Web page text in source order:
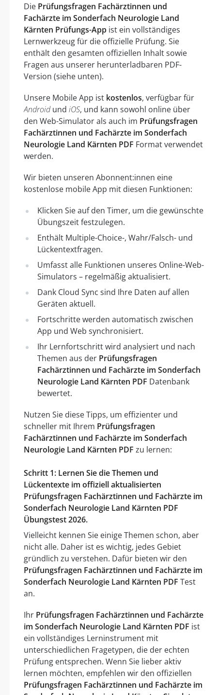
Die Prüfungsfragen Fachärztinnen und
Fachärzte im Sonderfach Neurologie Land
Kärnten Prüfungs-App ist ein vollständiges
Lernwerkzeug für die offizielle Prüfung. Sie
enthält den gesamten offiziellen Inhalt sowie
Fragen aus unserer herunterladbaren PDF-
Version (siehe unten).
Unsere Mobile App ist kostenlos, verfügbar für
Androidund iOS, und kann sowohl online über
den Web-Simulator als auch im Prüfungsfragen
Fachärztinnen und Fachärzte im Sonderfach
Neurologie Land Kärnten PDF Format verwendet
werden.
Wir bieten unseren Abonnent:innen eine
kostenlose mobile App mit diesen Funktionen:
Klicken Sie auf den Timer, um die gewünschte
Übungszeit festzulegen.
Enthält Multiple-Choice-, Wahr/Falsch- und
Lückentextfragen.
Umfasst alle Funktionen unseres Online-Web-
Simulators – regelmäßig aktualisiert.
Dank Cloud Sync sind Ihre Daten auf allen
Geräten aktuell.
Fortschritte werden automatisch zwischen
App und Web synchronisiert.
Ihr Lernfortschritt wird analysiert und nach
Themen aus der Prüfungsfragen
Fachärztinnen und Fachärzte im Sonderfach
Neurologie Land Kärnten PDF Datenbank
bewertet.
Nutzen Sie diese Tipps, um effizienter und
schneller mit Ihrem Prüfungsfragen
Fachärztinnen und Fachärzte im Sonderfach
Neurologie Land Kärnten PDF zu lernen:
Schritt 1: Lernen Sie die Themen und
Lückentexte im offiziell aktualisierten
Prüfungsfragen Fachärztinnen und Fachärzte im
Sonderfach Neurologie Land Kärnten PDF
Übungstest 2026.
Vielleicht kennen Sie einige Themen schon, aber
nicht alle. Daher ist es wichtig, jedes Gebiet
gründlich zu verstehen. Dafür bieten wir den
Prüfungsfragen Fachärztinnen und Fachärzte im
Sonderfach Neurologie Land Kärnten PDF Test
an.
Ihr Prüfungsfragen Fachärztinnen und Fachärzte
im Sonderfach Neurologie Land Kärnten PDF ist
ein vollständiges Lerninstrument mit
unterschiedlichen Fragetypen, die der echten
Prüfung entsprechen. Wenn Sie lieber aktiv
lernen möchten, empfehlen wir den offiziellen
Prüfungsfragen Fachärztinnen und Fachärzte im